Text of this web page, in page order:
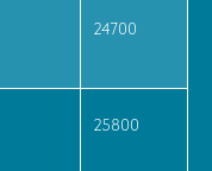
24700
25800